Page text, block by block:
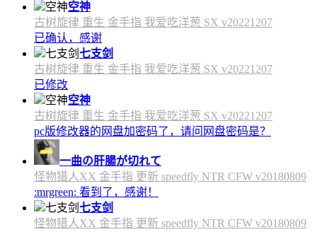
空神
古树旋律 重生 金手指 我爱吃洋葱 SX v20221207
已确认，感谢
七支剑
古树旋律 重生 金手指 我爱吃洋葱 SX v20221207
已修改
空神
古树旋律 重生 金手指 我爱吃洋葱 SX v20221207
pc版修改器的网盘加密码了，请问网盘密码是？
一曲の肝腸が切れて
怪物猎人XX 金手指 更新 speedfly NTR CFW v20180809
:mrgreen: 看到了，感谢！
七支剑
怪物猎人XX 金手指 更新 speedfly NTR CFW v20180809